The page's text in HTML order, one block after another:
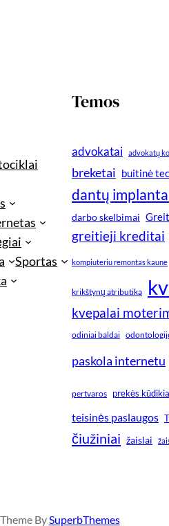
Sportas
Temos
advokatai advokatų
breketai buitinė
dantų
darbo skelbimai
greitieji kreditai
kompiuteriu remontas kaune
krikštynų atributika
kvepalai
odiniai baldai
paskola internetu
pertvaros prekės
teisinės paslaugos
čiužiniai žaislai
By SuperbThemes